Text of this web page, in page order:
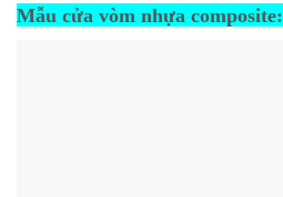
Mẫu cửa vòm nhựa composite: